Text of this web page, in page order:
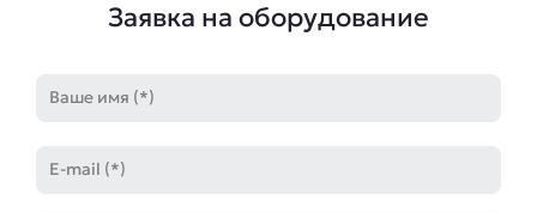
Заявка на оборудование
mail